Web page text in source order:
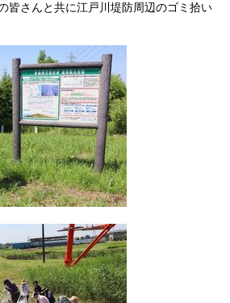
皆さんと共に江戸川堤防周辺のゴミ拾い